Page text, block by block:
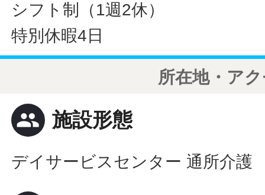
シフト制（1週2休）
特別休暇4日
所在地・ア
people 施設形態
デイサービスセンター 通所介護